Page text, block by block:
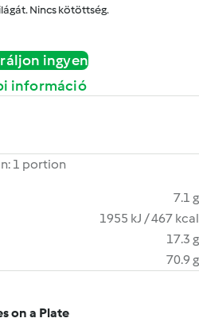
Nincs kötöttség.
ingyen
információ
1 portion
7.1 g
1955 kJ / 467 kcal
17.3 g
70.9 g
on a Plate